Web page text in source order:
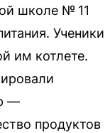
школе № 11
Ученики
им котлете.
—
продуктов